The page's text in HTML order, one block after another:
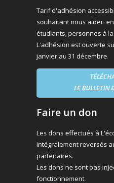
Tarif d'adhésion
souhaitant nous aider:
étudiants, personnes à
L'adhésion est ouverte
janvier au 31 décembre.
LE BULLETIN
Faire un don
Les dons effectués à
intégralement reversés
partenaires.
Les dons ne sont pas
fonctionnement.